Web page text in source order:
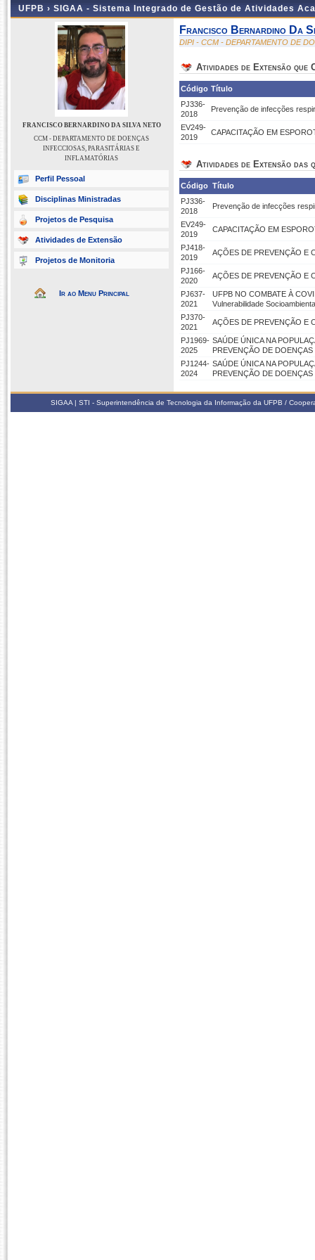
UFPB › SIGAA - Sistema Integrado de Gestão de Atividades
FRANCISCO BERNARDINO DA SILVA NETO
CCM - DEPARTAMENTO DE DOENÇAS
INFECCIOSAS, PARASITÁRIAS E
INFLAMATÓRIAS
Perfil Pessoal
Disciplinas Ministradas
Projetos de Pesquisa
Atividades de Extensão
Projetos de Monitoria
Ir ao Menu Principal
Francisco Bernardino Da
DIPI - CCM - DEPARTAMENTO DE
Atividades de Extensão que
Código Título
PJ336-
2018
Prevenção de infecções
EV249-
2019
CAPACITAÇÃO EM
Atividades de Extensão das
Código Título
PJ336-
2018
Prevenção de infecções
EV249-
2019
CAPACITAÇÃO EM
PJ418-
2019
AÇÕES DE PREVENÇÃO E
PJ166-
2020
AÇÕES DE PREVENÇÃO E
PJ637-
2021
UFPB NO COMBATE À
Vulnerabilidade
PJ370-
2021
AÇÕES DE PREVENÇÃO E
PJ1969-
2025
SAÚDE ÚNICA NA
PREVENÇÃO DE
PJ1244-
2024
SAÚDE ÚNICA NA
PREVENÇÃO DE DOENÇAS
SIGAA | STI - Superintendência de Tecnologia da Informação da UFPB /